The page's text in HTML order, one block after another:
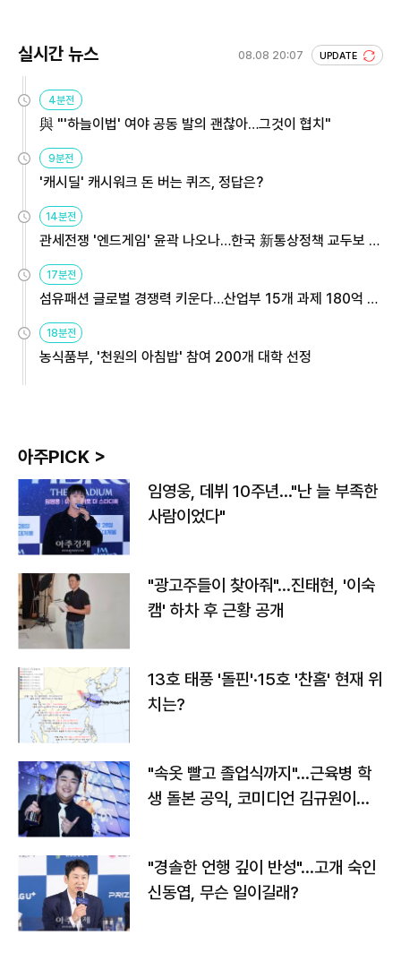
실시간 뉴스 08.08 20:07 UPDATE
4분전
與 "'하늘이법' 여야 공동 발의 괜찮아…그것이 협치"
9분전
'캐시딜' 캐시워크 돈 버는 퀴즈, 정답은?
14분전
관세전쟁 '엔드게임' 윤곽 나오나…한국 新통상정책 교두보 활
용해야
17분전
섬유패션 글로벌 경쟁력 키운다…산업부 15개 과제 180억 지
원
18분전
농식품부, '천원의 아침밥' 참여 200개 대학 선정
아주PICK >
임영웅, 데뷔 10주년…"난 늘 부족한
사람이었다"
"광고주들이 찾아줘"…진태현, '이숙
캠' 하차 후 근황 공개
13호 태풍 '돌핀'·15호 '찬홈' 현재 위
치는?
"속옷 빨고 졸업식까지"…근육병 학
생 돌본 공익, 코미디언 김규원이었
"경솔한 언행 깊이 반성"…고개 숙인
신동엽, 무슨 일이길래?